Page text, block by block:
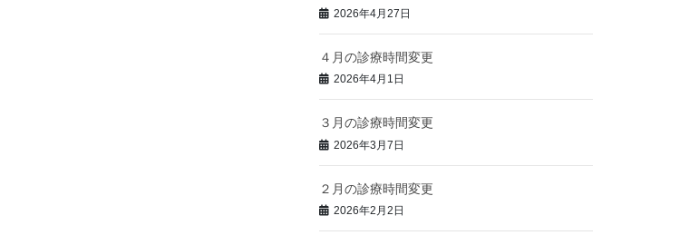
2026年4月27日
４月の診療時間変更
2026年4月1日
３月の診療時間変更
2026年3月7日
２月の診療時間変更
2026年2月2日